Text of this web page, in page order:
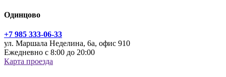
Одинцово
+7 985 333-06-33
ул. Маршала Неделина, 6а, офис 910
Ежедневно с 8:00 до 20:00
Карта проезда